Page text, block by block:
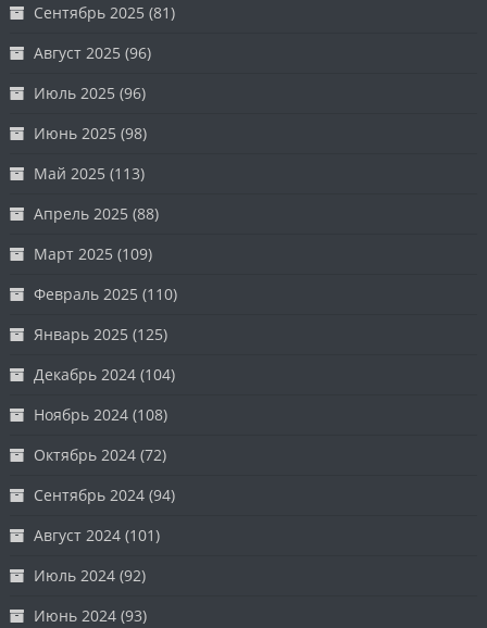
Сентябрь 2025 (81)
Август 2025 (96)
Июль 2025 (96)
Июнь 2025 (98)
Май 2025 (113)
Апрель 2025 (88)
Март 2025 (109)
Февраль 2025 (110)
Январь 2025 (125)
Декабрь 2024 (104)
Ноябрь 2024 (108)
Октябрь 2024 (72)
Сентябрь 2024 (94)
Август 2024 (101)
Июль 2024 (92)
Июнь 2024 (93)